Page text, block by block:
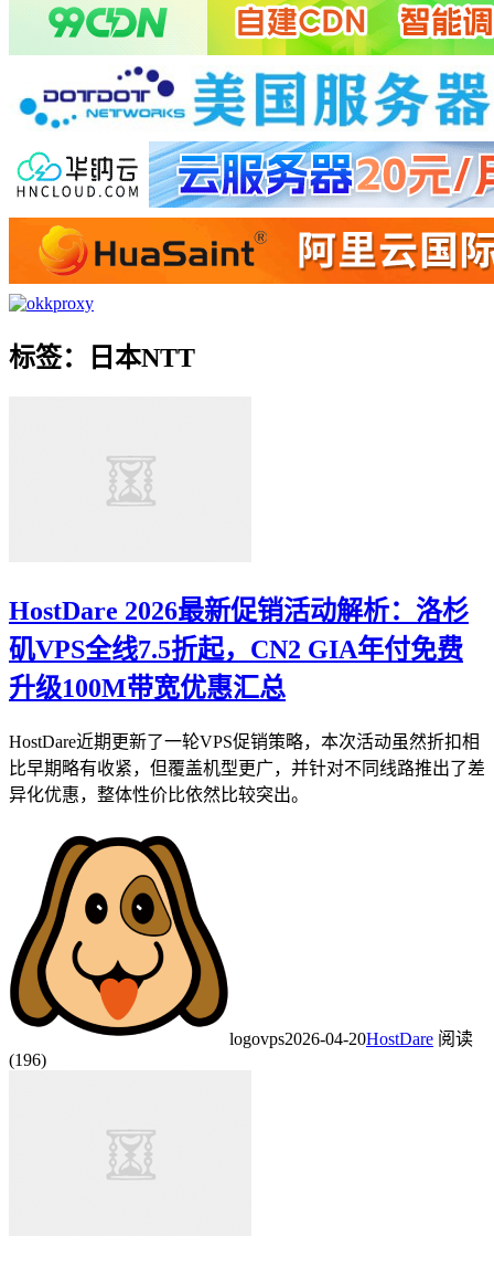
标签：日本NTT
HostDare 2026最新促销活动解析：洛杉
矶VPS全线7.5折起，CN2 GIA年付免费
升级100M带宽优惠汇总
HostDare近期更新了一轮VPS促销策略，本次活动虽然折扣相
比早期略有收紧，但覆盖机型更广，并针对不同线路推出了差
异化优惠，整体性价比依然比较突出。
logovps2026-04-20HostDare 阅读
(196)